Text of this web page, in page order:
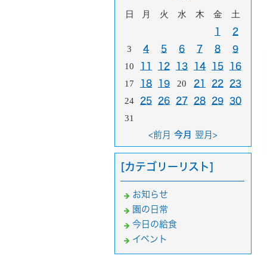
日 月 火 水 木 金 土
1 2
3 4 5 6 7 8 9
10 11 12 13 14 15 16
17 18 19 20 21 22 23
24 25 26 27 28 29 30
31
<前月 今月 翌月>
[カテゴリーリスト]
お知らせ
園の日常
今日の給食
イベント